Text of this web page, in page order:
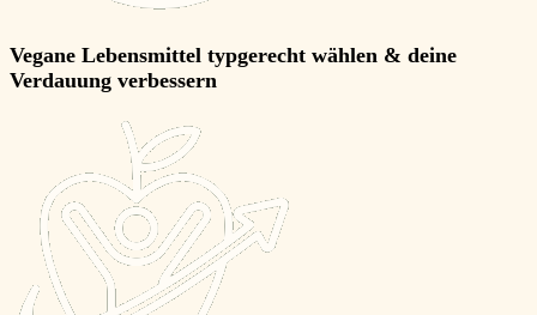
Vegane Lebensmittel typgerecht wählen & deine
Verdauung verbessern